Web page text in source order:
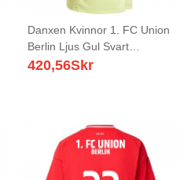
Danxen Kvinnor 1. FC Union
Berlin Ljus Gul Svart
Målvaktströja 2025/26 T-
420,56Skr